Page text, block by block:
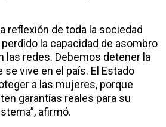
reflexión de toda la sociedad
la capacidad de asombro
las redes. Debemos detener la
vive en el país. El Estado
a las mujeres, porque
garantías reales para su
afirmó.